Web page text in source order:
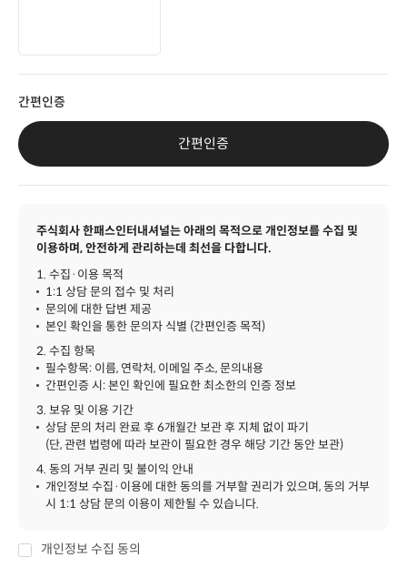
간편인증
간편인증
주식회사 한패스인터내셔널는 아래의 목적으로 개인정보를 수집 및
이용하며, 안전하게 관리하는데 최선을 다합니다.
1. 수집·이용 목적
1:1 상담 문의 접수 및 처리
문의에 대한 답변 제공
본인 확인을 통한 문의자 식별 (간편인증 목적)
2. 수집 항목
필수항목: 이름, 연락처, 이메일 주소, 문의내용
간편인증 시: 본인 확인에 필요한 최소한의 인증 정보
3. 보유 및 이용 기간
상담 문의 처리 완료 후 6개월간 보관 후 지체 없이 파기
(단, 관련 법령에 따라 보관이 필요한 경우 해당 기간 동안 보관)
4. 동의 거부 권리 및 불이익 안내
개인정보 수집·이용에 대한 동의를 거부할 권리가 있으며, 동의 거부
시 1:1 상담 문의 이용이 제한될 수 있습니다.
개인정보 수집 동의